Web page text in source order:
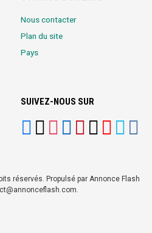
Nous contacter
Plan du site
Pays
SUIVEZ-NOUS SUR
réservés. Propulsé par Annonce Flash